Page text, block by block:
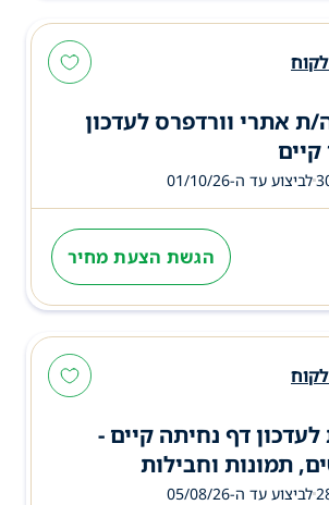
ת אתרי וורדפרס לעדכון
לביצוע עד ה-01/10/26
הגשת הצעת מחיר
דף נחיתה קיים -
תמונות וחבילות
לביצוע עד ה-05/08/26